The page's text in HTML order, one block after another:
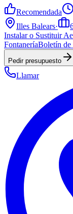
Recomendada
Illes Balears·
Instalar o Sustituir
FontaneríaBoletín de
Pedir presupuesto
Llamar